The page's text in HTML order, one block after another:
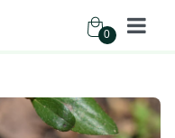
0
Arbustes